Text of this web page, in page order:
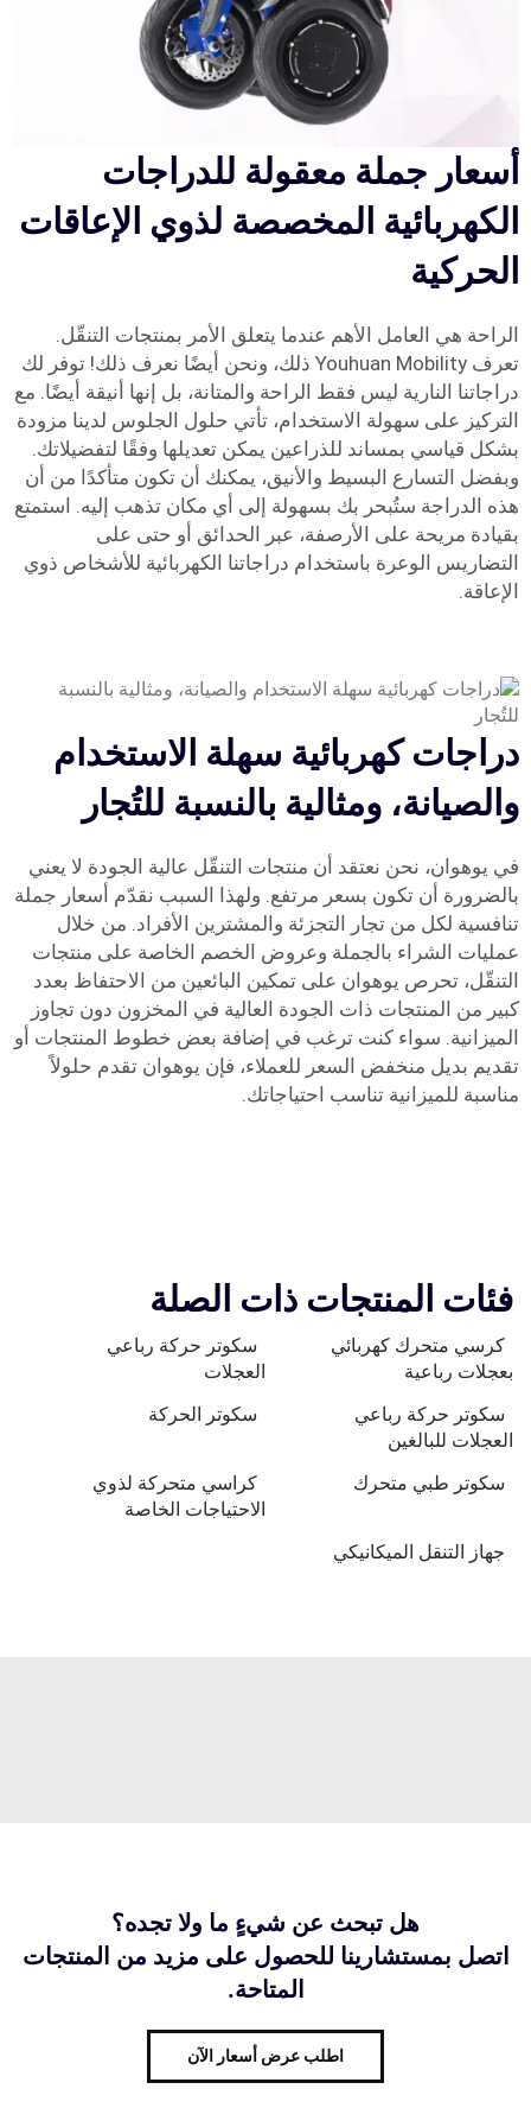
أسعار جملة معقولة للدراجات
الكهربائية المخصصة لذوي الإعاقات
الحركية
الراحة هي العامل الأهم عندما يتعلق الأمر بمنتجات التنقّل.
تعرف Youhuan Mobility ذلك، ونحن أيضًا نعرف ذلك! توفر لك
دراجاتنا النارية ليس فقط الراحة والمتانة، بل إنها أنيقة أيضًا. مع
التركيز على سهولة الاستخدام، تأتي حلول الجلوس لدينا مزودة
بشكل قياسي بمساند للذراعين يمكن تعديلها وفقًا لتفضيلاتك.
وبفضل التسارع البسيط والأنيق، يمكنك أن تكون متأكدًا من أن
هذه الدراجة ستُبحر بك بسهولة إلى أي مكان تذهب إليه. استمتع
بقيادة مريحة على الأرصفة، عبر الحدائق أو حتى على
التضاريس الوعرة باستخدام دراجاتنا الكهربائية للأشخاص ذوي
الإعاقة.
دراجات كهربائية سهلة الاستخدام
والصيانة، ومثالية بالنسبة للتُجار
في يوهوان، نحن نعتقد أن منتجات التنقّل عالية الجودة لا يعني
بالضرورة أن تكون بسعر مرتفع. ولهذا السبب نقدّم أسعار جملة
تنافسية لكل من تجار التجزئة والمشترين الأفراد. من خلال
عمليات الشراء بالجملة وعروض الخصم الخاصة على منتجات
التنقّل، تحرص يوهوان على تمكين البائعين من الاحتفاظ بعدد
كبير من المنتجات ذات الجودة العالية في المخزون دون تجاوز
الميزانية. سواء كنت ترغب في إضافة بعض خطوط المنتجات أو
تقديم بديل منخفض السعر للعملاء، فإن يوهوان تقدم حلولاً
مناسبة للميزانية تناسب احتياجاتك.
فئات المنتجات ذات الصلة
كرسي متحرك كهربائي
بعجلات رباعية
سكوتر حركة رباعي
العجلات
سكوتر حركة رباعي
العجلات للبالغين
سكوتر الحركة
سكوتر طبي متحرك
كراسي متحركة لذوي
الاحتياجات الخاصة
جهاز التنقل الميكانيكي
هل تبحث عن شيءٍ ما ولا تجده؟
اتصل بمستشارينا للحصول على مزيد من المنتجات
المتاحة.
اطلب عرض أسعار الآن